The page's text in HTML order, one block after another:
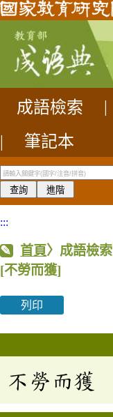
成語檢索
|
筆記本
:::
首頁〉成語檢
[不勞而獲]
列印
不勞而獲